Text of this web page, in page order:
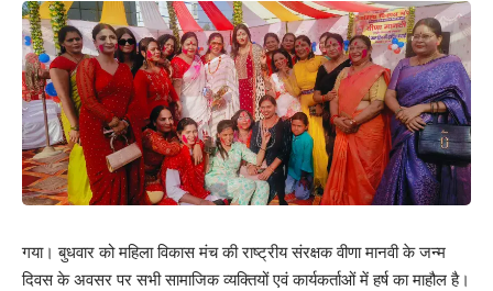
गया। बुधवार को महिला विकास मंच की राष्ट्रीय संरक्षक वीणा मानवी के जन्म
दिवस के अवसर पर सभी सामाजिक व्यक्तियों एवं कार्यकर्ताओं में हर्ष का माहौल है।